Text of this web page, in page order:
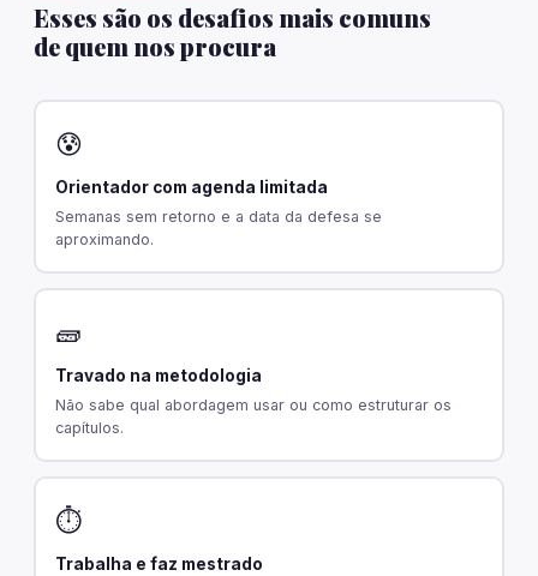
Esses são os desafios mais comuns
de quem nos procura
😰
Orientador com agenda limitada
Semanas sem retorno e a data da defesa se
aproximando.
🧱
Travado na metodologia
Não sabe qual abordagem usar ou como estruturar os
capítulos.
⏱️
Trabalha e faz mestrado